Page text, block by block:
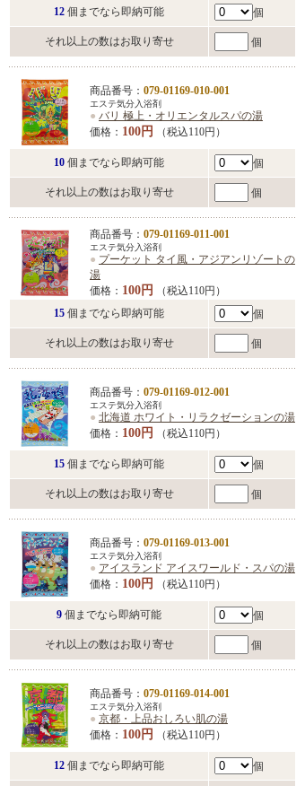
12 個までなら即納可能 個
それ以上の数はお取り寄せ 個
商品番号： 079-01169-010-001
エステ気分入浴剤
● バリ 極上・オリエンタルスパの湯
価格： 100円 （税込110円）
10 個までなら即納可能 個
それ以上の数はお取り寄せ 個
商品番号： 079-01169-011-001
エステ気分入浴剤
● プーケット タイ風・アジアンリゾートの
湯
価格： 100円
（税込110円）
15 個までなら即納可能 個
それ以上の数はお取り寄せ 個
商品番号： 079-01169-012-001
エステ気分入浴剤
● 北海道 ホワイト・リラクゼーションの湯
価格： 100円 （税込110円）
15 個までなら即納可能 個
それ以上の数はお取り寄せ 個
商品番号： 079-01169-013-001
エステ気分入浴剤
● アイスランド アイスワールド・スパの湯
価格： 100円 （税込110円）
9 個までなら即納可能 個
それ以上の数はお取り寄せ 個
商品番号： 079-01169-014-001
エステ気分入浴剤
● 京都・上品おしろい肌の湯
価格： 100円 （税込110円）
12 個までなら即納可能 個